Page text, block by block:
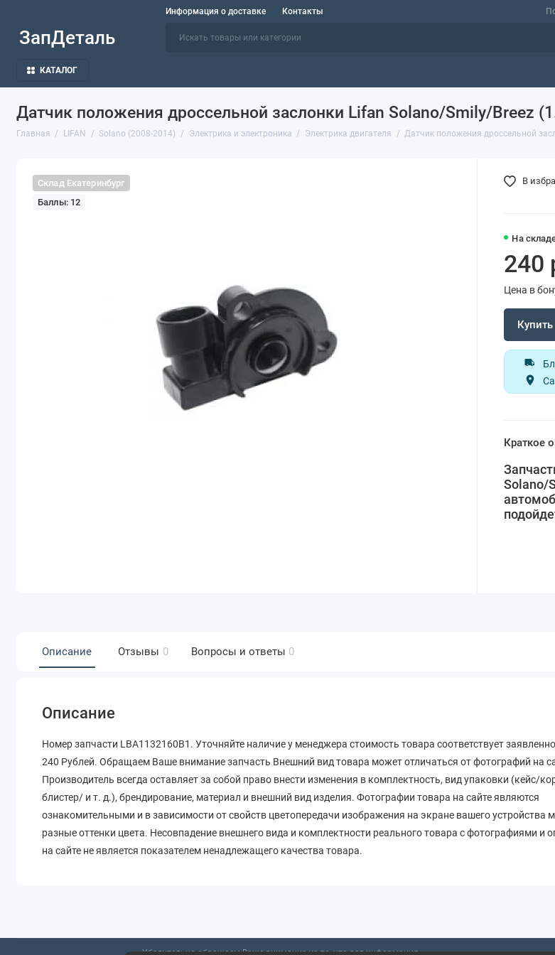
Информация о доставке Контакты
ЗапДеталь
КАТАЛОГ
Датчик положения дроссельной заслонки Lifan Solano/Smily/Breez
Главная LIFAN Solano (2008-2014) Электрика и электроника Электрика двигателя Датчик положения дроссельной
Склад Екатеринбург
Баллы: 12
На
240
Цена в
Купить
В
Краткое
Solano/
Описание Отзывы 0 Вопросы и ответы 0
Описание
Номер запчасти LBA1132160B1. Уточняйте наличие у менеджера стоимость товара соответствует
240 Рублей. Обращаем Ваше внимание запчасть Внешний вид товара может отличаться от фотографий на
Производитель всегда оставляет за собой право внести изменения в комплектность, вид упаковки (кейс/
блистер/ и т. д.), брендирование, материал и внешний вид изделия. Фотографии товара на сайте являются
ознакомительными и в зависимости от свойств цветопередачи изображения на экране вашего устройства
разные оттенки цвета. Несовпадение внешнего вида и комплектности реального товара с фотографиями и
на сайте не является показателем ненадлежащего качества товара.